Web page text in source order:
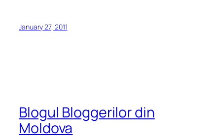
January 27, 2011
Blogul Bloggerilor din
Moldova